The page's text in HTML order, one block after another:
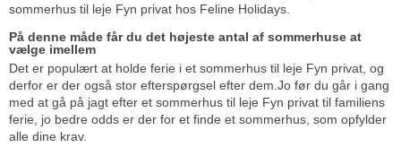
sommerhus til leje Fyn privat hos Feline Holidays.
På denne måde får du det højeste antal af sommerhuse at
vælge imellem
Det er populært at holde ferie i et sommerhus til leje Fyn privat, og
derfor er der også stor efterspørgsel efter dem.Jo før du går i gang
med at gå på jagt efter et sommerhus til leje Fyn privat til familiens
ferie, jo bedre odds er der for et finde et sommerhus, som opfylder
alle dine krav.